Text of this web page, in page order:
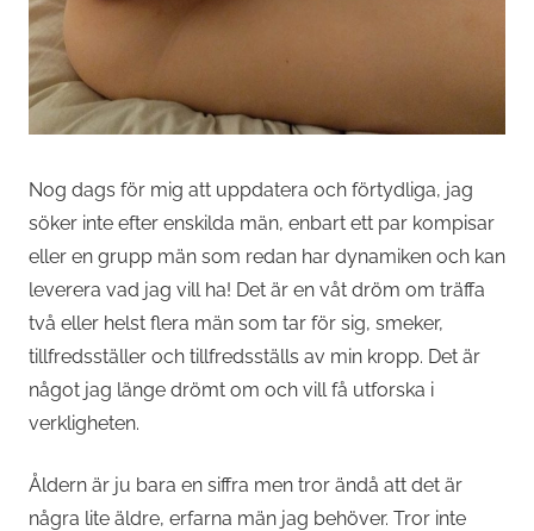
Nog dags för mig att uppdatera och förtydliga, jag
söker inte efter enskilda män, enbart ett par kompisar
eller en grupp män som redan har dynamiken och kan
leverera vad jag vill ha! Det är en våt dröm om träffa
två eller helst flera män som tar för sig, smeker,
tillfredsställer och tillfredsställs av min kropp. Det är
något jag länge drömt om och vill få utforska i
verkligheten.
Åldern är ju bara en siffra men tror ändå att det är
några lite äldre, erfarna män jag behöver. Tror inte